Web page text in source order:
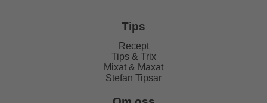
Tips
Recept
Tips & Trix
Mixat & Maxat
Stefan Tipsar